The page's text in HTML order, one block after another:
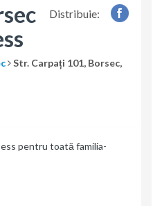
Distribuie:
Str. Carpați 101, Borsec,
pentru toată familia-